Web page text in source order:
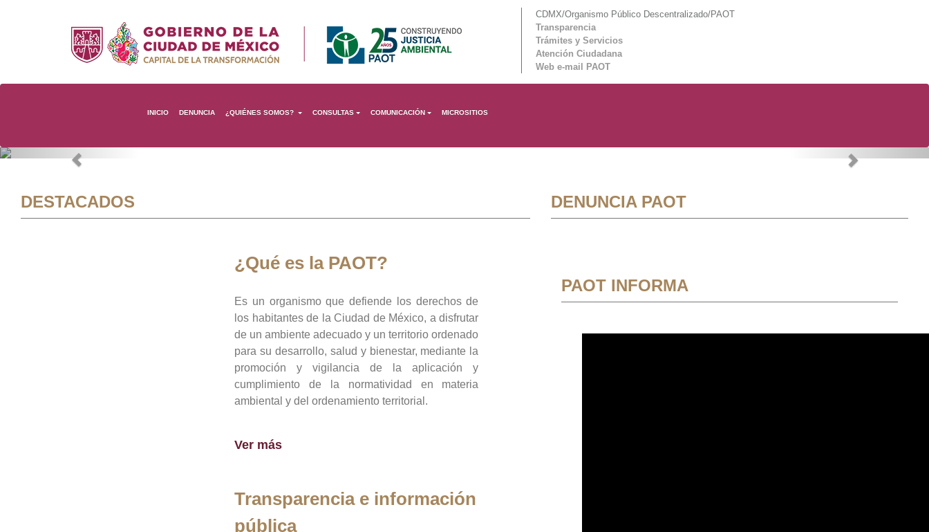
CDMX/Organismo Público Descentralizado/PAOT
Transparencia
Trámites y Servicios
Atención Ciudadana
Web e-mail PAOT
INICIO DENUNCIA ¿QUIÉNES SOMOS? CONSULTAS COMUNICACIÓN MICROSITIOS
Previous Next
DESTACADOS
¿Qué es la PAOT?
Es un organismo que defiende los derechos de
los habitantes de la Ciudad de México, a disfrutar
de un ambiente adecuado y un territorio ordenado
para su desarrollo, salud y bienestar, mediante la
promoción y vigilancia de la aplicación y
cumplimiento de la normatividad en materia
ambiental y del ordenamiento territorial.
Ver más
Transparencia e información
pública
DENUNCIA PAOT
PAOT INFORMA